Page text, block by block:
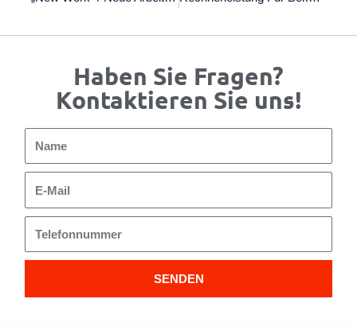
Haben Sie Fragen?
Kontaktieren Sie uns!
Mail
SENDEN